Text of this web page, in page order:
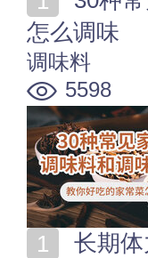
怎么调味
调味料
5598
长期